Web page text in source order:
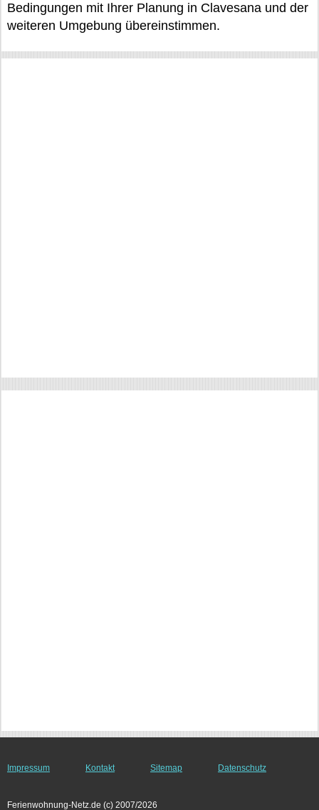
Bedingungen mit Ihrer Planung in Clavesana und der
weiteren Umgebung übereinstimmen.
Impressum Kontakt Sitemap Datenschutz
Ferienwohnung-Netz.de (c) 2007/2026